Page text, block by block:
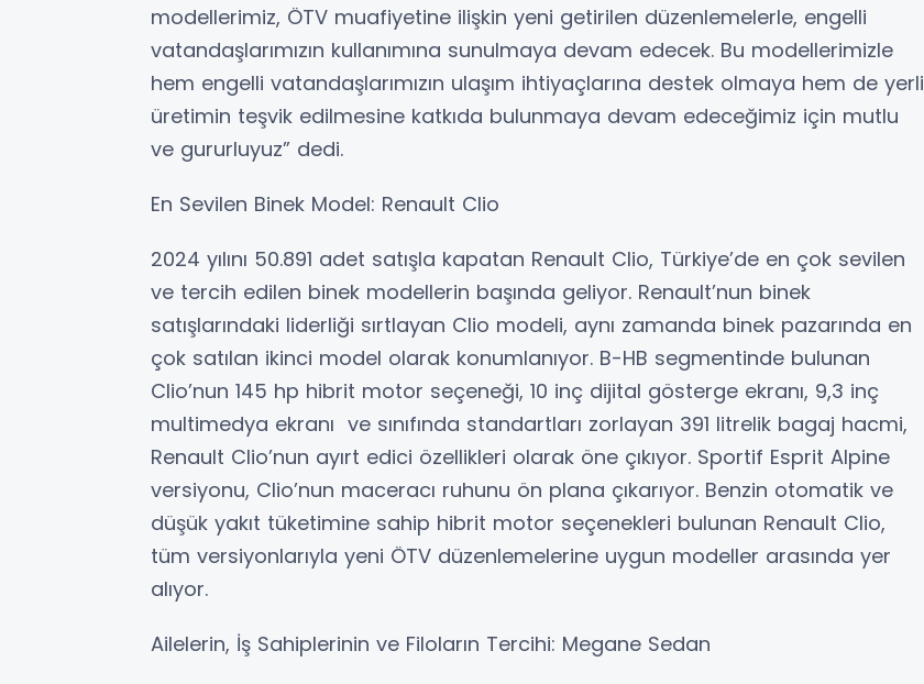
modellerimiz, ÖTV muafiyetine ilişkin yeni getirilen düzenlemelerle, engelli
vatandaşlarımızın kullanımına sunulmaya devam edecek. Bu modellerimizle
hem engelli vatandaşlarımızın ulaşım ihtiyaçlarına destek olmaya hem de yerli
üretimin teşvik edilmesine katkıda bulunmaya devam edeceğimiz için mutlu
ve gururluyuz” dedi.
En Sevilen Binek Model: Renault Clio
2024 yılını 50.891 adet satışla kapatan Renault Clio, Türkiye’de en çok sevilen
ve tercih edilen binek modellerin başında geliyor. Renault’nun binek
satışlarındaki liderliği sırtlayan Clio modeli, aynı zamanda binek pazarında en
çok satılan ikinci model olarak konumlanıyor. B-HB segmentinde bulunan
Clio’nun 145 hp hibrit motor seçeneği, 10 inç dijital gösterge ekranı, 9,3 inç
multimedya ekranı ve sınıfında standartları zorlayan 391 litrelik bagaj hacmi,
Renault Clio’nun ayırt edici özellikleri olarak öne çıkıyor. Sportif Esprit Alpine
versiyonu, Clio’nun maceracı ruhunu ön plana çıkarıyor. Benzin otomatik ve
düşük yakıt tüketimine sahip hibrit motor seçenekleri bulunan Renault Clio,
tüm versiyonlarıyla yeni ÖTV düzenlemelerine uygun modeller arasında yer
alıyor.
Ailelerin, İş Sahiplerinin ve Filoların Tercihi: Megane Sedan